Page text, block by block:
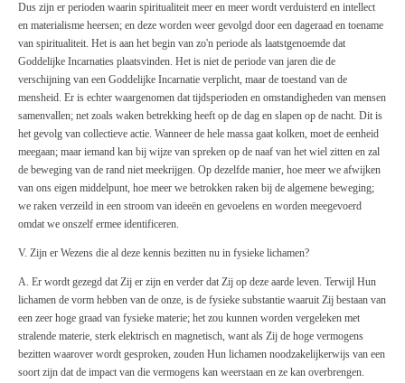
Dus zijn er perioden waarin spiritualiteit meer en meer wordt verduisterd en intellect
en materialisme heersen; en deze worden weer gevolgd door een dageraad en toename
van spiritualiteit. Het is aan het begin van zo'n periode als laatstgenoemde dat
Goddelijke Incarnaties plaatsvinden. Het is niet de periode van jaren die de
verschijning van een Goddelijke Incarnatie verplicht, maar de toestand van de
mensheid. Er is echter waargenomen dat tijdsperioden en omstandigheden van mensen
samenvallen; net zoals waken betrekking heeft op de dag en slapen op de nacht. Dit is
het gevolg van collectieve actie. Wanneer de hele massa gaat kolken, moet de eenheid
meegaan; maar iemand kan bij wijze van spreken op de naaf van het wiel zitten en zal
de beweging van de rand niet meekrijgen. Op dezelfde manier, hoe meer we afwijken
van ons eigen middelpunt, hoe meer we betrokken raken bij de algemene beweging;
we raken verzeild in een stroom van ideeën en gevoelens en worden meegevoerd
omdat we onszelf ermee identificeren.
V. Zijn er Wezens die al deze kennis bezitten nu in fysieke lichamen?
A. Er wordt gezegd dat Zij er zijn en verder dat Zij op deze aarde leven. Terwijl Hun
lichamen de vorm hebben van de onze, is de fysieke substantie waaruit Zij bestaan van
een zeer hoge graad van fysieke materie; het zou kunnen worden vergeleken met
stralende materie, sterk elektrisch en magnetisch, want als Zij de hoge vermogens
bezitten waarover wordt gesproken, zouden Hun lichamen noodzakelijkerwijs van een
soort zijn dat de impact van die vermogens kan weerstaan en ze kan overbrengen.